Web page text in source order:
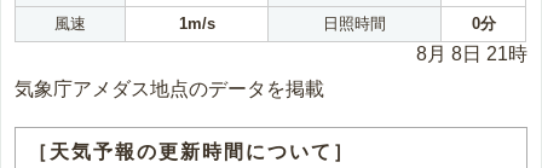
風速
1m/s 日照時間 0分
8月 8日 21時
気象庁アメダス地点のデータを掲載
［天気予報の更新時間について］